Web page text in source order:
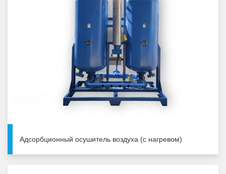
Адсорбционный осушитель воздуха (с нагревом)